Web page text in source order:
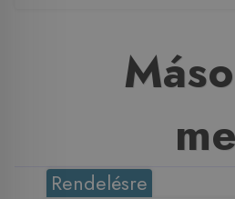
Rendelésre